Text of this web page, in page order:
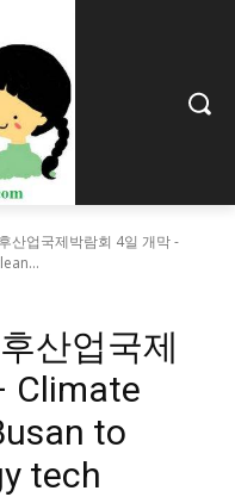
후산업국제박람회 4일 개막 -
산업국제
Climate
to
tech